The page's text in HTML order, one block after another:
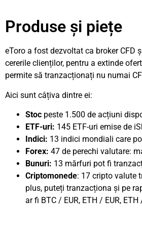
Produse și piețe
eToro a fost dezvoltat ca broker CFD
cererile clienților, pentru a extinde
permite să tranzacționați nu numai
Aici sunt câțiva dintre ei:
Stoc peste 1.500 de acțiuni
ETF-uri: 145 ETF-uri emise de
Indici: 13 indici mondiali care
Forex: 47 de perechi valutare:
Bunuri: 13 mărfuri pot fi
Criptomonede: 17 cripto valute
plus, puteți tranzacționa și pe
ar fi BTC / EUR, ETH / EUR,